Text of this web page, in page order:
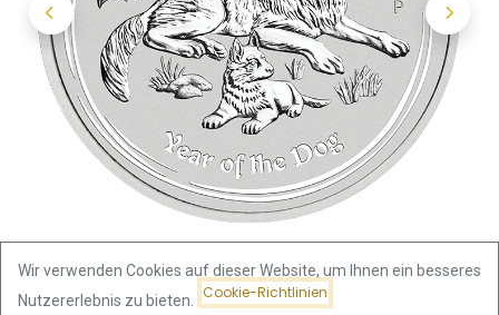
Wir verwenden Cookies auf dieser Website, um Ihnen ein besseres
Nutzererlebnis zu bieten.
Cookie-Richtlinien